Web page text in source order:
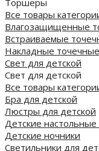
Все товары
Влагозащищенные
Встраиваемые
Накладные
Свет для детской
Свет для детской
Все товары
Бра для детской
Люстры для детской
Детские
Детские ночники
Светильники для